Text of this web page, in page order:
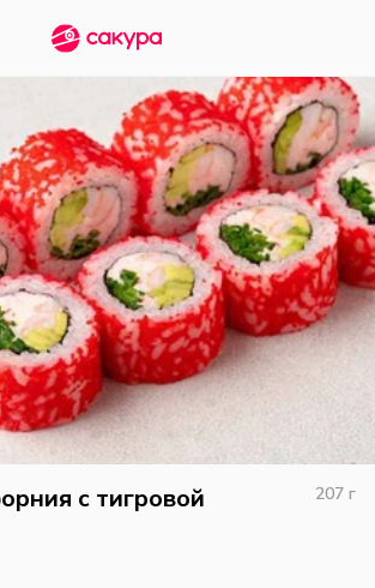
с тигровой
207 г